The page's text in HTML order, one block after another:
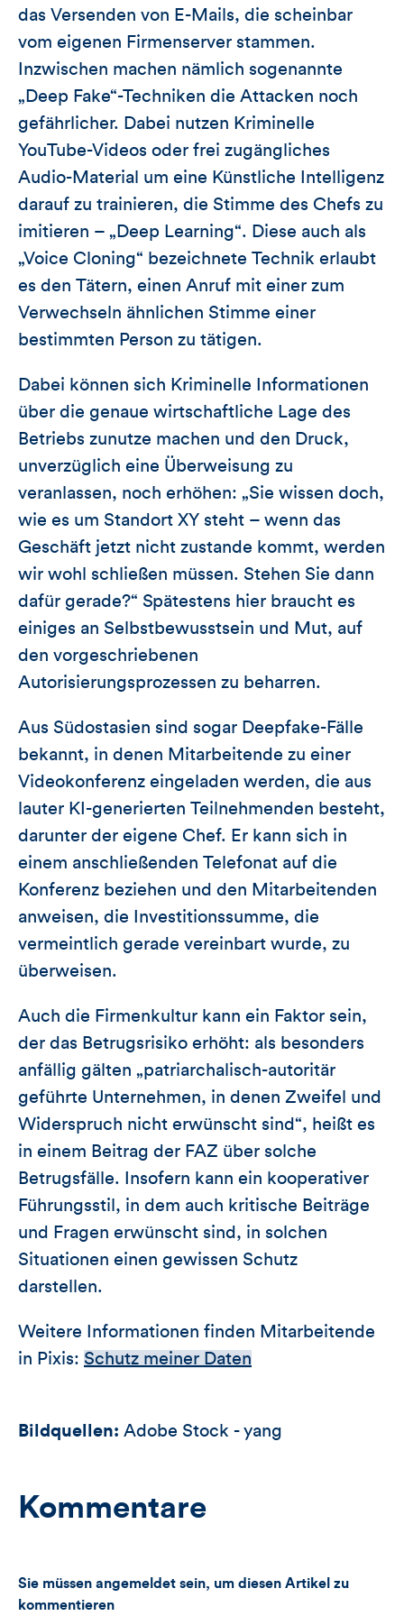
das Versenden von E-Mails, die scheinbar
vom eigenen Firmenserver stammen.
Inzwischen machen nämlich sogenannte
„Deep Fake“-Techniken die Attacken noch
gefährlicher. Dabei nutzen Kriminelle
YouTube-Videos oder frei zugängliches
Audio-Material um eine Künstliche Intelligenz
darauf zu trainieren, die Stimme des Chefs zu
imitieren – „Deep Learning“. Diese auch als
„Voice Cloning“ bezeichnete Technik erlaubt
es den Tätern, einen Anruf mit einer zum
Verwechseln ähnlichen Stimme einer
bestimmten Person zu tätigen.
Dabei können sich Kriminelle Informationen
über die genaue wirtschaftliche Lage des
Betriebs zunutze machen und den Druck,
unverzüglich eine Überweisung zu
veranlassen, noch erhöhen: „Sie wissen doch,
wie es um Standort XY steht – wenn das
Geschäft jetzt nicht zustande kommt, werden
wir wohl schließen müssen. Stehen Sie dann
dafür gerade?“ Spätestens hier braucht es
einiges an Selbstbewusstsein und Mut, auf
den vorgeschriebenen
Autorisierungsprozessen zu beharren.
Aus Südostasien sind sogar Deepfake-Fälle
bekannt, in denen Mitarbeitende zu einer
Videokonferenz eingeladen werden, die aus
lauter KI-generierten Teilnehmenden besteht,
darunter der eigene Chef. Er kann sich in
einem anschließenden Telefonat auf die
Konferenz beziehen und den Mitarbeitenden
anweisen, die Investitionssumme, die
vermeintlich gerade vereinbart wurde, zu
überweisen.
Auch die Firmenkultur kann ein Faktor sein,
der das Betrugsrisiko erhöht: als besonders
anfällig gälten „patriarchalisch-autoritär
geführte Unternehmen, in denen Zweifel und
Widerspruch nicht erwünscht sind“, heißt es
in einem Beitrag der FAZ über solche
Betrugsfälle. Insofern kann ein kooperativer
Führungsstil, in dem auch kritische Beiträge
und Fragen erwünscht sind, in solchen
Situationen einen gewissen Schutz
darstellen.
Weitere Informationen finden Mitarbeitende
in Pixis: Schutz meiner Daten
Bildquellen: Adobe Stock - yang
Kommentare
Sie müssen angemeldet sein, um diesen Artikel zu
kommentieren